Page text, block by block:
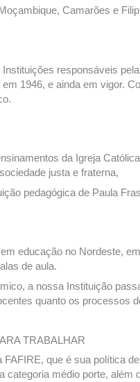
Camarões e
responsáveis
1946, e ainda em vigor.
da Igreja
justa e fraterna,
pedagógica de Paula
educação no Nordeste,
de aula.
a nossa Instituição
quanto os processos
TRABALHAR
que é sua política
médio porte,